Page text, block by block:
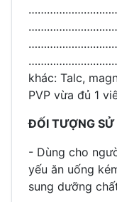
khác: Talc,
PVP vừa đủ 1
ĐỐI TƯỢNG SỬ
- Dùng cho
yếu ăn uống
sung dưỡng